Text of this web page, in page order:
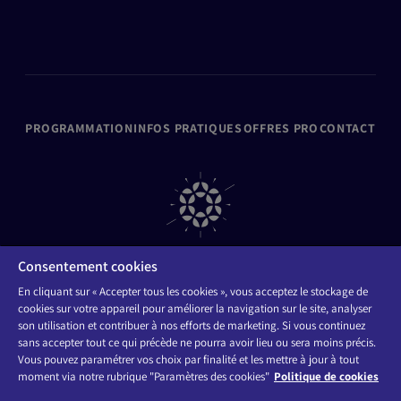
CONTACT
PROGRAMMATIONINFOS PRATIQUESOFFRES PROCONTACT
ORGANISATEURSFAQ
Mentions légalesPolitique de Confidentialité & Politique Cookies
Accessibilité : non conforme
Consentement cookies
En cliquant sur « Accepter tous les cookies », vous acceptez le stockage de
cookies sur votre appareil pour améliorer la navigation sur le site, analyser
son utilisation et contribuer à nos efforts de marketing. Si vous continuez
sans accepter tout ce qui précède ne pourra avoir lieu ou sera moins précis.
Vous pouvez paramétrer vos choix par finalité et les mettre à jour à tout
moment via notre rubrique "Paramètres des cookies" Politique de cookies